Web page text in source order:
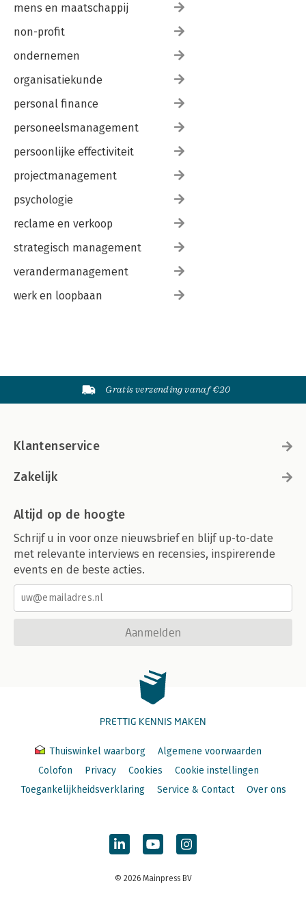
mens en maatschappij
non-profit
ondernemen
organisatiekunde
personal finance
personeelsmanagement
persoonlijke effectiviteit
projectmanagement
psychologie
reclame en verkoop
strategisch management
verandermanagement
werk en loopbaan
Gratis verzending vanaf €20
Klantenservice
Zakelijk
Altijd op de hoogte
Schrijf u in voor onze nieuwsbrief en blijf up-to-date
met relevante interviews en recensies, inspirerende
events en de beste acties.
Aanmelden
PRETTIG KENNIS MAKEN
Thuiswinkel waarborg
Algemene voorwaarden
Colofon
Privacy Cookies
Cookie instellingen
Toegankelijkheidsverklaring
Service & Contact Over ons
© 2026 Mainpress BV